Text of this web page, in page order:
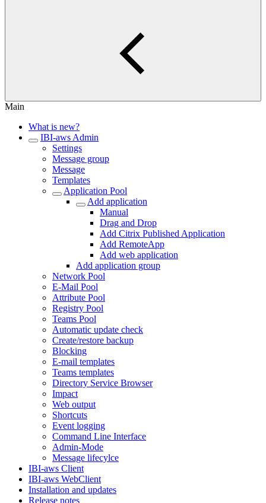
Main
What is new?
IBI-aws Admin
Settings
Message group
Message
Templates
Application Pool
Add application
Manual
Drag and Drop
Add Citrix Published Application
Add RemoteApp
Add web application
Add application group
Network Pool
E-Mail Pool
Attribute Pool
Registry Pool
Teams Pool
Automatic update check
Create/restore backup
Blocking
E-mail templates
Teams templates
Directory Service Browser
Impact
Web output
Shortcuts
Event logging
Command Line Interface
Admin-Mode
Message lifecylce
IBI-aws Client
IBI-aws WebClient
Installation and updates
Release notes